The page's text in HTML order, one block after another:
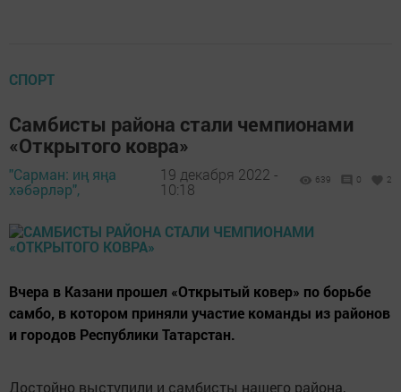
СПОРТ
Самбисты района стали чемпионами
«Открытого ковра»
"Сарман: иң яңа
хәбәрләр",
19 декабря 2022 -
10:18
639 0 2
Вчера в Казани прошел «Открытый ковер» по борьбе
самбо, в котором приняли участие команды из районов
и городов Республики Татарстан.
Достойно выступили и самбисты нашего района,